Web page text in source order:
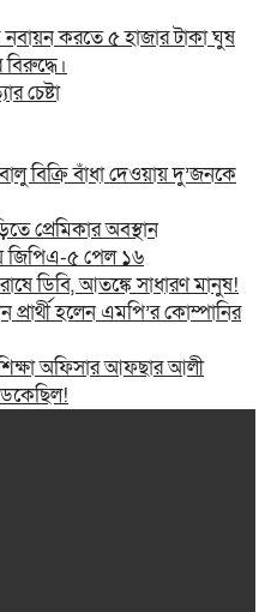
করতে ৫ হাজার টাকা ঘুষ
চেষ্টা
বিক্রি বাঁধা দেওয়ায় দু’জনকে
প্রেমিকার অবস্থান
জিপিএ-৫ পেল ১৬
ডিবি, আতঙ্কে সাধারণ মানুষ!
প্রার্থী হলেন এমপি’র কোম্পানির
অফিসার আফছার আলী